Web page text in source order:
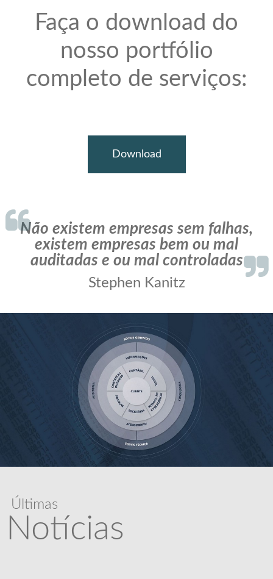
Faça o download do
nosso portfólio
completo de serviços:
Download
Não existem empresas sem falhas,
existem empresas bem ou mal
auditadas e ou mal controladas
Stephen Kanitz
Últimas
Notícias